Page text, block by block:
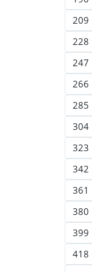
209
228
247
266
285
304
323
342
361
380
399
418